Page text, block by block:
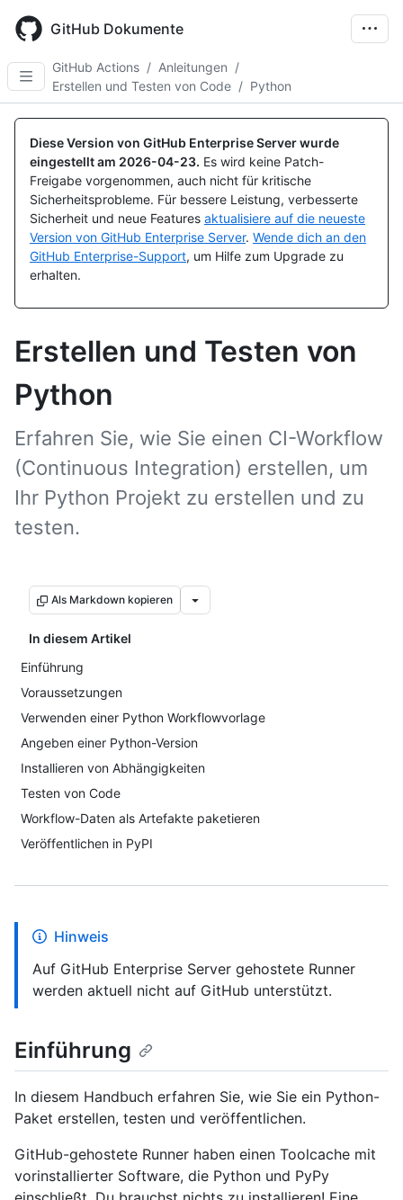
main
content
GitHub Dokumente
GitHub Actions / Anleitungen /
Erstellen und Testen von Code / Python
Diese Version von GitHub Enterprise Server wurde
eingestellt am 2026-04-23. Es wird keine Patch-
Freigabe vorgenommen, auch nicht für kritische
Sicherheitsprobleme. Für bessere Leistung, verbesserte
Sicherheit und neue Features aktualisiere auf die neueste
Version von GitHub Enterprise Server. Wende dich an den
GitHub Enterprise-Support, um Hilfe zum Upgrade zu
erhalten.
Erstellen und Testen von
Python
Erfahren Sie, wie Sie einen CI-Workflow
(Continuous Integration) erstellen, um
Ihr Python Projekt zu erstellen und zu
testen.
Als Markdown kopieren
In diesem Artikel
Einführung
Voraussetzungen
Verwenden einer Python Workflowvorlage
Angeben einer Python-Version
Installieren von Abhängigkeiten
Testen von Code
Workflow-Daten als Artefakte paketieren
Veröffentlichen in PyPI
Hinweis
Auf GitHub Enterprise Server gehostete Runner
werden aktuell nicht auf GitHub unterstützt.
Einführung
In diesem Handbuch erfahren Sie, wie Sie ein Python-
Paket erstellen, testen und veröffentlichen.
GitHub-gehostete Runner haben einen Toolcache mit
vorinstallierter Software, die Python und PyPy